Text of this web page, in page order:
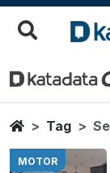
Sepeda
Berita
HomeTag
MOTOR